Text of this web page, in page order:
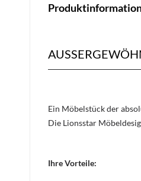
Ein Möbelstück der
Die Lionsstar
Ihre Vorteile: